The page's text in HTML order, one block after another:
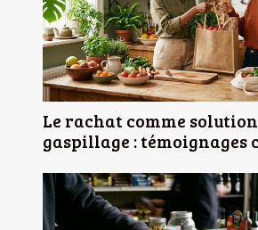
Le rachat comme
gaspillage : témoignages